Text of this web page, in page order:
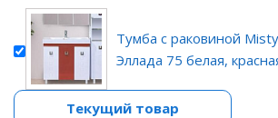
Тумба с раковиной Misty
Эллада 75 белая,
Текущий товар